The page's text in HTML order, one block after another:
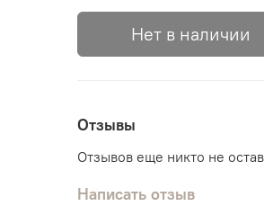
Нет в наличии
Отзывы
Отзывов еще никто не
Написать отзыв